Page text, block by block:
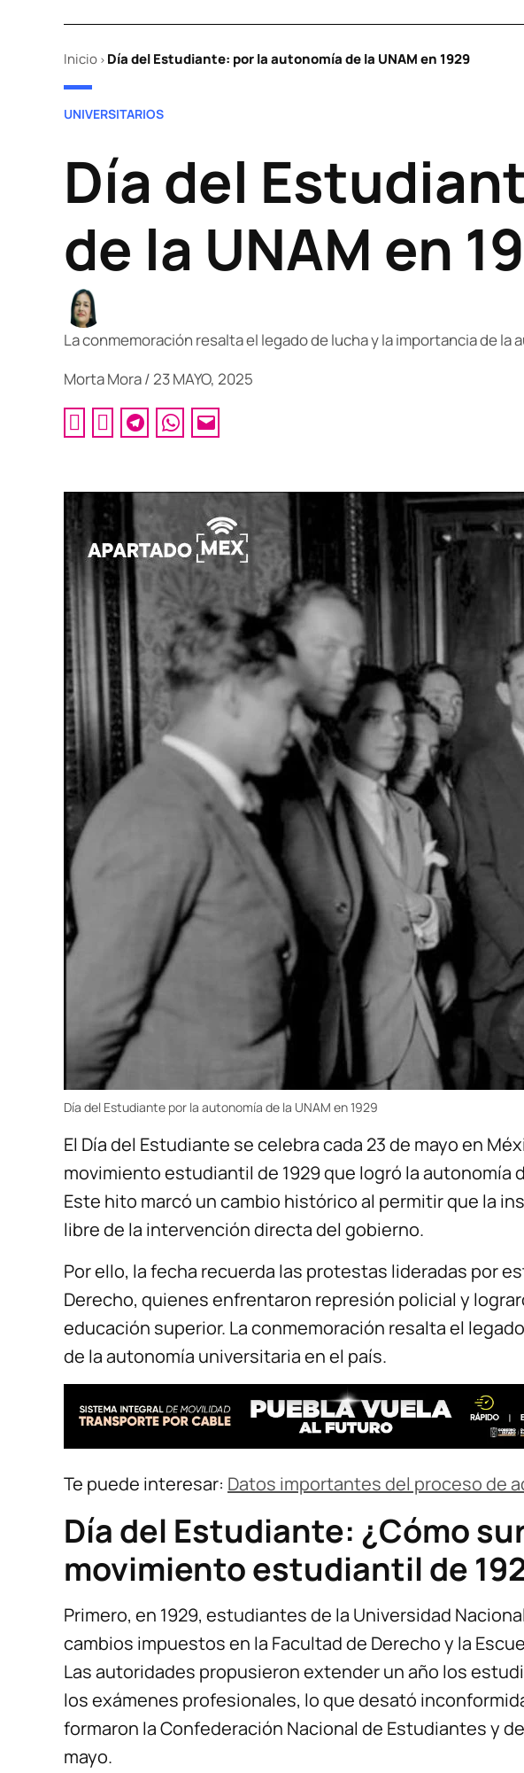
Inicio > Día del Estudiante: por la autonomía de la UNAM en 1929
POSTED
UNIVERSITARIOS
Día del
de la UNAM en
La conmemoración resalta el legado de lucha y la importancia de la
Morta Mora/23 MAYO, 2025
Día del Estudiante por la autonomía de la UNAM en 1929
El Día del Estudiante se celebra cada 23 de mayo en
movimiento estudiantil de 1929 que logró la autonomía
Este hito marcó un cambio histórico al permitir que la
libre de la intervención directa del gobierno.
Por ello, la fecha recuerda las protestas lideradas por
Derecho, quienes enfrentaron represión policial y
educación superior. La conmemoración resalta el
de la autonomía universitaria en el país.
Te puede interesar: Datos importantes del proceso de
Día del Estudiante: ¿Cómo
movimiento estudiantil de
Primero, en 1929, estudiantes de la Universidad
cambios impuestos en la Facultad de Derecho y la
Las autoridades propusieron extender un año los
los exámenes profesionales, lo que desató
formaron la Confederación Nacional de Estudiantes y
mayo.